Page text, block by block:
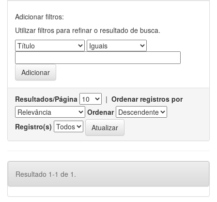
Adicionar filtros:
Utilizar filtros para refinar o resultado de busca.
Resultados/Página | Ordenar registros por
Ordenar
Registro(s)
Resultado 1-1 de 1.